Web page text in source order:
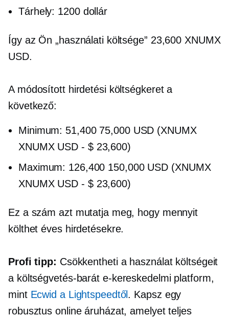
Tárhely: 1200 dollár
Így az Ön „használati költsége” 23,600 XNUMX
USD.
A módosított hirdetési költségkeret a
következő:
Minimum: 51,400 75,000 USD (XNUMX
XNUMX USD- $ 23,600)
Maximum: 126,400 150,000 USD (XNUMX
XNUMX USD- $ 23,600)
Ez a szám azt mutatja meg, hogy mennyit
költhet éves hirdetésekre.
Profi tipp: Csökkentheti a használat költségeit
a költségvetés-barát e-kereskedelmi platform,
mint Ecwid a Lightspeedtől. Kapsz egy
robusztus online áruházat, amelyet teljes